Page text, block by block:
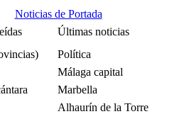
Noticias de Portada
Últimas noticias
Política
Málaga capital
Marbella
Alhaurín de la Torre